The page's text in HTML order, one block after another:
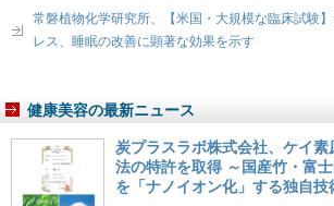
常磐植物化学研究所、【米国・大規模な臨床試験
レス、睡眠の改善に顕著な効果を示す
健康美容の最新ニュース
炭プラスラボ株式会社、ケイ
法の特許を取得 ～国産竹・富
を「ナノイオン化」する独自技